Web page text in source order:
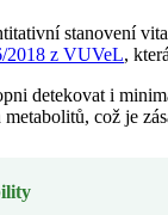
stanovení
2018 z VUVeL,
detekovat i
což je